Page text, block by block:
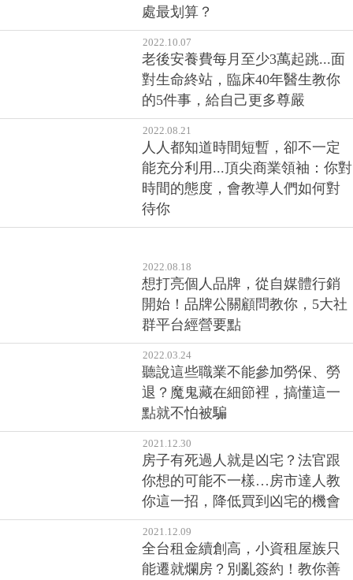
處最划算？
2022.10.07
老後安養費每月至少3萬起跳...面
對生命終站，臨床40年醫生教你
的5件事，給自己更多尊嚴
2022.08.21
人人都知道時間短暫，卻不一定
能充分利用...頂尖商業領袖：你對
時間的態度，會教導人們如何對
待你
2022.08.18
想打亮個人品牌，從自媒體行銷
開始！品牌公關顧問教你，5大社
群平台經營要點
2022.03.24
聽說這些職業不能參加勞保、勞
退？魔鬼藏在細節裡，搞懂這一
點就不怕被騙
2021.12.30
房子有死過人就是凶宅？法官跟
你想的可能不一樣…房市達人教
你這一招，降低買到凶宅的機會
2021.12.09
全台租金續創高，小資租屋族只
能遷就爛房？別亂簽約！教你善